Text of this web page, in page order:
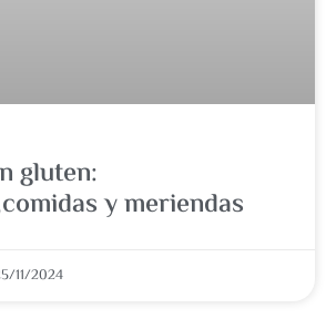
gluten:
y meriendas
11/2024